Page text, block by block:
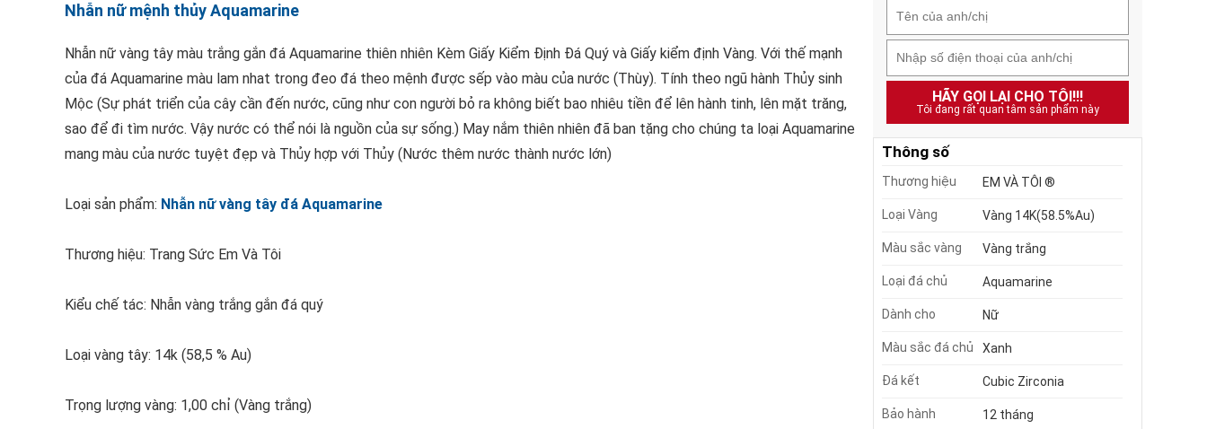
Nhẫn nữ mệnh thủy Aquamarine
Nhẫn nữ vàng tây màu trắng gắn đá Aquamarine thiên nhiên Kèm Giấy Kiểm Định Đá Quý và Giấy kiểm định Vàng. Với thế mạnh
của đá Aquamarine màu lam nhat trong đeo đá theo mệnh được sếp vào màu của nước (Thùy). Tính theo ngũ hành Thủy sinh
Mộc (Sự phát triển của cây cần đến nước, cũng như con người bỏ ra không biết bao nhiêu tiền để lên hành tinh, lên mặt trăng,
sao để đi tìm nước. Vậy nước có thể nói là nguồn của sự sống.) May nắm thiên nhiên đã ban tặng cho chúng ta loại Aquamarine
mang màu của nước tuyệt đẹp và Thủy hợp với Thủy (Nước thêm nước thành nước lớn)
Loại sản phẩm: Nhẫn nữ vàng tây đá Aquamarine
Thương hiệu: Trang Sức Em Và Tôi
Kiểu chế tác: Nhẫn vàng trắng gắn đá quý
Loại vàng tây: 14k (58,5 % Au)
Trọng lượng vàng: 1,00 chỉ (Vàng trắng)
HÃY GỌI LẠI CHO TÔI!!!
Tôi đang rất quan tâm sản phẩm này
Thông số
Thương hiệu EM VÀ TÔI ®
Loại Vàng Vàng 14K(58.5%Au)
Màu sắc vàng Vàng trắng
Loại đá chủ Aquamarine
Dành cho Nữ
Màu sắc đá chủ Xanh
Đá kết Cubic Zirconia
Bảo hành 12 tháng